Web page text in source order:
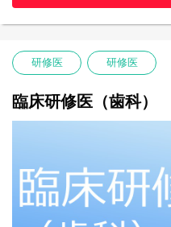
初期研修（２年間）終了予定
医師免許取得後３年目以上６
応募方法
履歴書 ※当院指定様式（当院
医師免許の写し
臨床研修修了（見込）証明書
事前課題（当院HPをご確認く
以上の書類を揃えて姫路赤十
応募締切
随時
試験日
研修医 研修医
臨床研修医（歯科）